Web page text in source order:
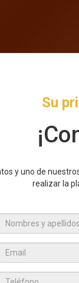
Su
y uno de
realizar la